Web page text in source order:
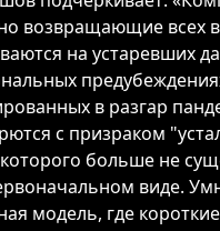
возвращающие всех
на устаревших
в разгар
с призраком
больше не
виде.
модель, где